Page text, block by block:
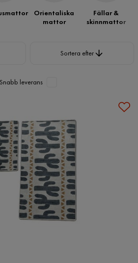
Orientaliska
mattor
Fällar &
skinnmattor
Sortera efter
Snabb leverans